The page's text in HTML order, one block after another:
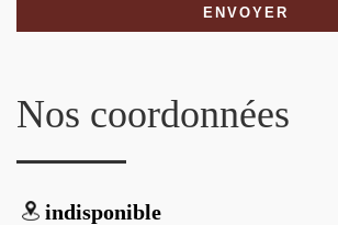
Nos coordonnées
indisponible